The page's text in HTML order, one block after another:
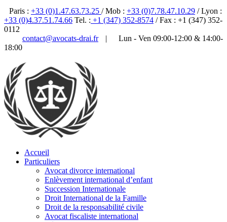
Paris : +33 (0)1.47.63.73.25 / Mob : +33 (0)7.78.47.10.29 / Lyon :
+33 (0)4.37.51.74.66 Tel. : +1 (347) 352-8574 / Fax : +1 (347) 352-
0112
contact@avocats-drai.fr
|
Lun - Ven 09:00-12:00 & 14:00-
18:00
Accueil
Particuliers
Avocat divorce international
Enlèvement international d’enfant
Succession Internationale
Droit International de la Famille
Droit de la responsabilité civile
Avocat fiscaliste international